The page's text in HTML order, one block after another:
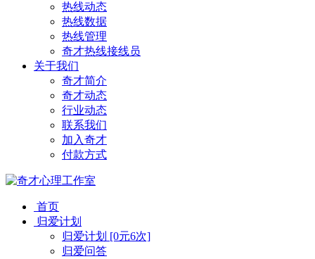
热线动态
热线数据
热线管理
奇才热线接线员
关于我们
奇才简介
奇才动态
行业动态
联系我们
加入奇才
付款方式
首页
归爱计划
归爱计划 [0元6次]
归爱问答